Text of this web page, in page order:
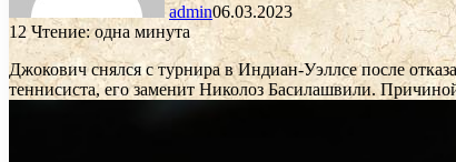
admin06.03.2023
12Чтение: одна минута
Джокович снялся с турнира в Индиан-Уэллсе после
теннисиста, его заменит Николоз Басилашвили.